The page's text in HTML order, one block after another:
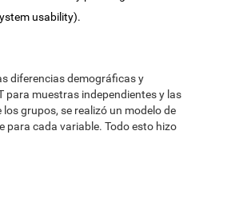
usability).
diferencias demográficas y
para muestras independientes y las
grupos, se realizó un modelo de
para cada variable. Todo esto hizo